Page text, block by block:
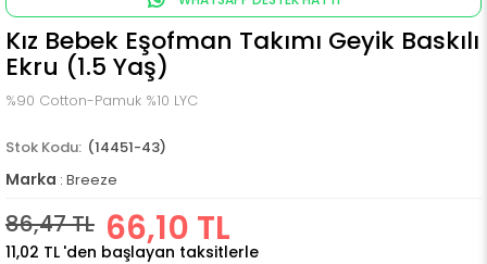
Kız Bebek Eşofman Takımı Geyik Baskılı
Ekru (1.5 Yaş)
%90 Cotton-Pamuk %10 LYC
(14451-43)
Marka : Breeze
86,47 TL 66,10 TL
11,02 TL 'den başlayan taksitlerle